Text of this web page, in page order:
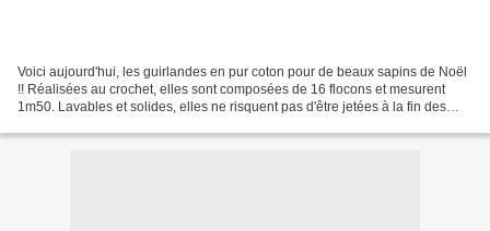
Voici aujourd'hui, les guirlandes en pur coton pour de beaux sapins de Noël
!! Réalisées au crochet, elles sont composées de 16 flocons et mesurent
1m50. Lavables et solides, elles ne risquent pas d'être jetées à la fin des